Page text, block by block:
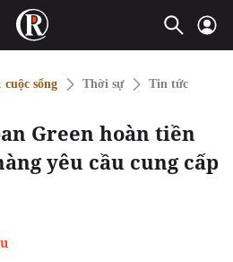
sống Thời sự Tin tức
Green hoàn tiền
yêu cầu cung cấp